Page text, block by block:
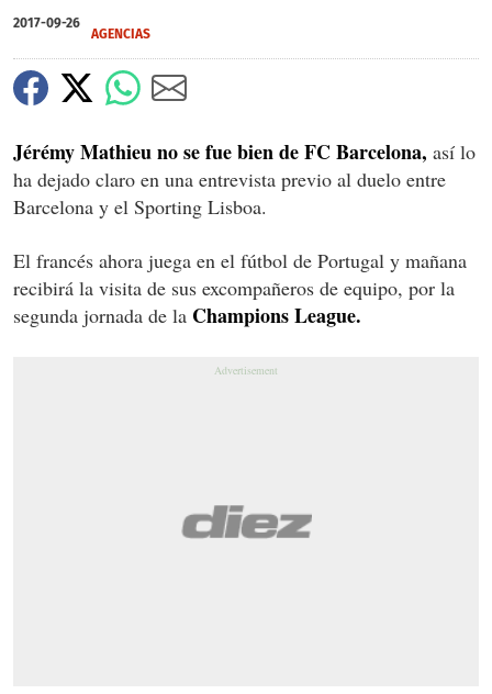
2017-09-26
AGENCIAS
Jérémy Mathieu no se fue bien de FC Barcelona, así lo
ha dejado claro en una entrevista previo al duelo entre
Barcelona y el Sporting Lisboa.
El francés ahora juega en el fútbol de Portugal y mañana
recibirá la visita de sus excompañeros de equipo, por la
segunda jornada de la Champions League.